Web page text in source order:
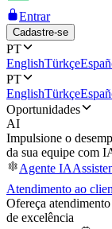
Entrar
Cadastre-se
PT
EnglishTürkçe
PT
EnglishTürkçe
Oportunidades
AI
Impulsione o
da sua equipe com
Agente IA
Atendimento ao
Ofereça atendimento
de excelência